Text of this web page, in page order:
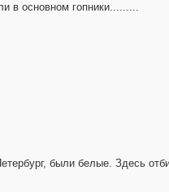
в основном гопники.........
были белые. Здесь